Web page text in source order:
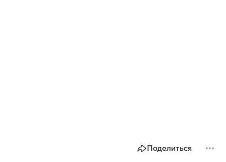
Поделиться